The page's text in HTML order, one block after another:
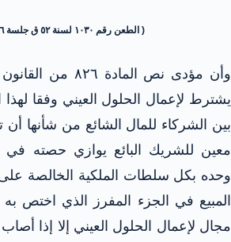
( الطعن رقم ١٠٣٠ لسنة ٥٢ ق جلسة ١٩٨٩/١٢/٦ )
وأن مؤدى نص
يشترط لإعمال الحلول العيني وفقا
بين الشركاء للمال الشائع من شأنها
معين للشريك البائع يوازي حصته في
وحده بكل سلطات الملكية الخالصة على
المبيع في الجزء المفرز الذي اختص به
مجال لإعمال الحلول العيني إلا إذا